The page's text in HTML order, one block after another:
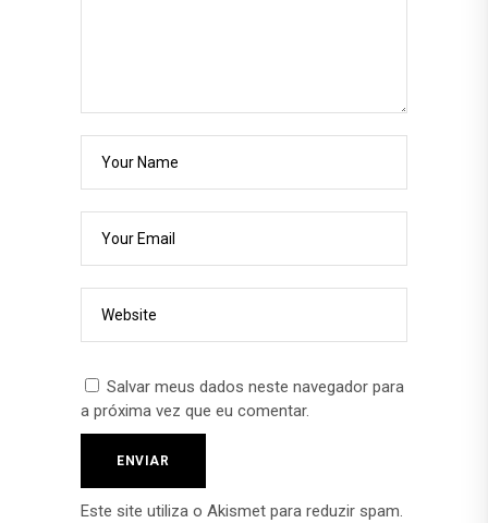
Salvar meus dados neste navegador para
a próxima vez que eu comentar.
Este site utiliza o Akismet para reduzir spam.